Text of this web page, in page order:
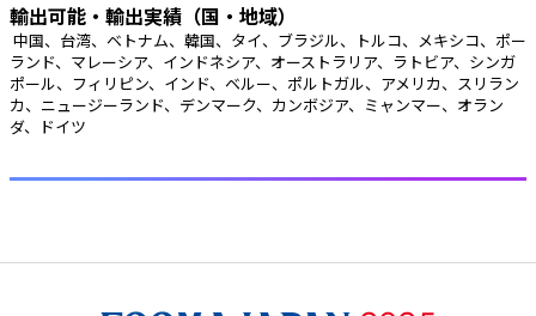
輸出可能・輸出実績（国・地域）
ランド、マレーシア、インドネシア、オーストラリア、ラトビア、シンガ
ポール、フィリピン、インド、ベルー、ポルトガル、アメリカ、スリラン
カ、ニュージーランド、デンマーク、カンボジア、ミャンマー、オラン
ダ、ドイツ